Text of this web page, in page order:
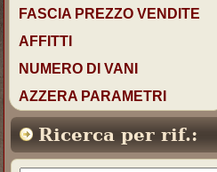
FASCIA PREZZO VENDITE
AFFITTI
NUMERO DI VANI
AZZERA PARAMETRI
Ricerca per rif.: